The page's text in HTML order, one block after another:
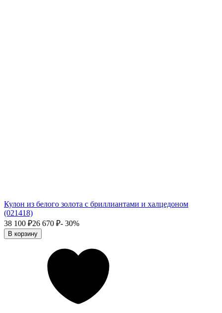
Кулон из белого золота с бриллиантами и халцедоном
(021418)
38 100 ₽26 670 ₽- 30%
В корзину